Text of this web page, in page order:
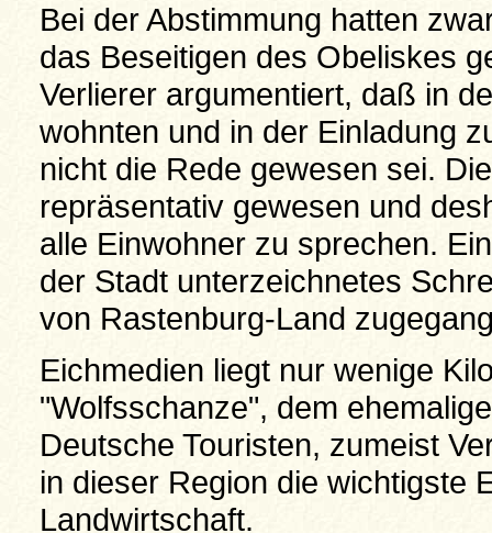
Bei der Abstimmung hatten
das Beseitigen des Obeliskes
Verlierer argumentiert, daß in
wohnten und in der Einladung
nicht die Rede gewesen sei.
repräsentativ gewesen und
alle Einwohner zu sprechen.
der Stadt unterzeichnetes
von Rastenburg-Land
Eichmedien liegt nur wenige
"Wolfsschanze", dem
Deutsche Touristen, zumeist
in dieser Region die wichtigste
Landwirtschaft.